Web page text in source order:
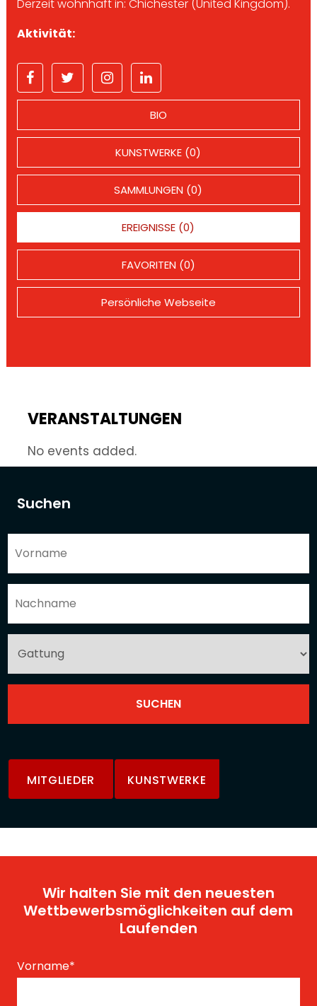
Suchen
MITGLIEDER KUNSTWERKE
Derzeit wohnhaft in: Chichester (United Kingdom).
Aktivität:
BIO
KUNSTWERKE (0)
SAMMLUNGEN (0)
EREIGNISSE (0)
FAVORITEN (0)
Persönliche Webseite
VERANSTALTUNGEN
No events added.
Wir halten Sie mit den neuesten
Wettbewerbsmöglichkeiten auf dem
Laufenden
Vorname*